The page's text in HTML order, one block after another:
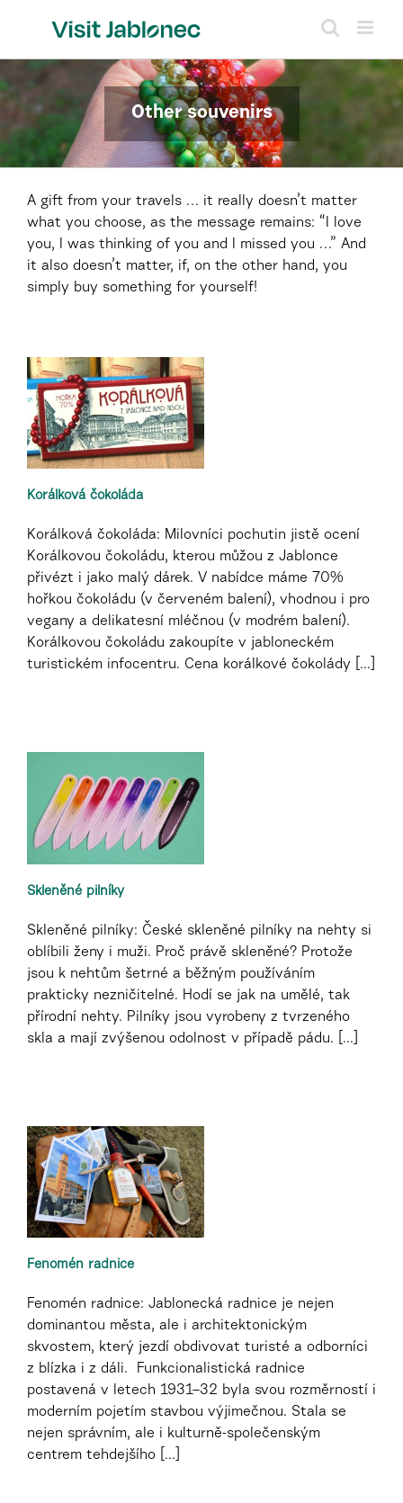
Other souvenirs
A gift from your travels … it really doesn’t matter
what you choose, as the message remains: “I love
you, I was thinking of you and I missed you …” And
it also doesn’t matter, if, on the other hand, you
simply buy something for yourself!
Korálková čokoláda
Korálková čokoláda: Milovníci pochutin jistě ocení
Korálkovou čokoládu, kterou můžou z Jablonce
přivézt i jako malý dárek. V nabídce máme 70%
hořkou čokoládu (v červeném balení), vhodnou i pro
vegany a delikatesní mléčnou (v modrém balení).
Korálkovou čokoládu zakoupíte v jabloneckém
turistickém infocentru. Cena korálkové čokolády [...]
Skleněné pilníky
Skleněné pilníky: České skleněné pilníky na nehty si
oblíbili ženy i muži. Proč právě skleněné? Protože
jsou k nehtům šetrné a běžným používáním
prakticky nezničitelné. Hodí se jak na umělé, tak
přírodní nehty. Pilníky jsou vyrobeny z tvrzeného
skla a mají zvýšenou odolnost v případě pádu. [...]
Fenomén radnice
Fenomén radnice: Jablonecká radnice je nejen
dominantou města, ale i architektonickým
skvostem, který jezdí obdivovat turisté a odborníci
z blízka i z dáli. Funkcionalistická radnice
postavená v letech 1931–32 byla svou rozměrností i
moderním pojetím stavbou výjimečnou. Stala se
nejen správním, ale i kulturně-společenským
centrem tehdejšího [...]